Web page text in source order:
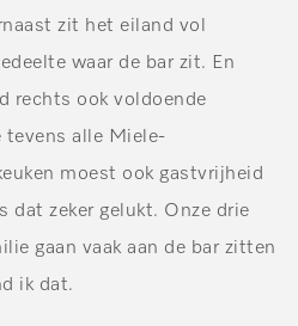
zit het eiland vol
waar de bar zit. En
rechts ook voldoende
tevens alle Miele-
moest ook gastvrijheid
dat zeker gelukt. Onze drie
gaan vaak aan de bar zitten
ik dat.